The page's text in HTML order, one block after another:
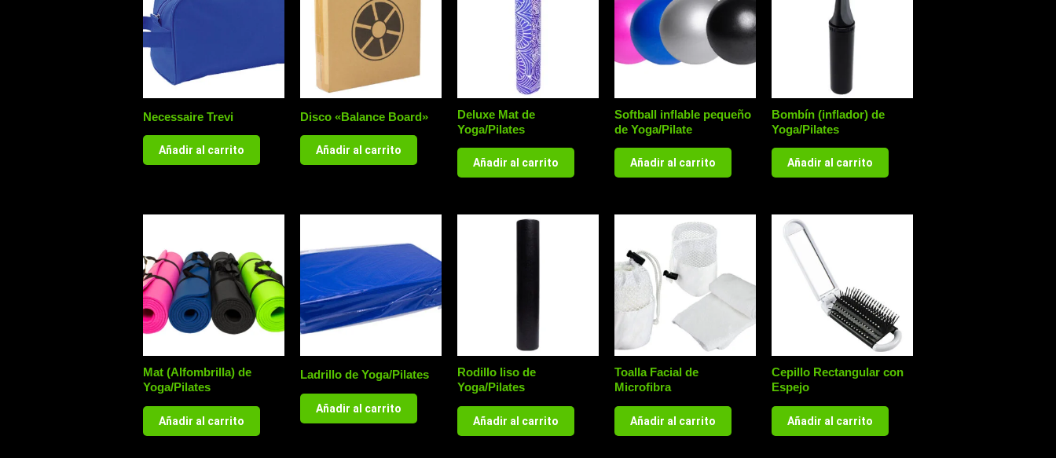
Necessaire Trevi
Añadir al carrito
Disco «Balance Board»
Añadir al carrito
Deluxe Mat de
Yoga/Pilates
Añadir al carrito
Softball inflable pequeño
de Yoga/Pilate
Añadir al carrito
Bombín (inflador) de
Yoga/Pilates
Añadir al carrito
Mat (Alfombrilla) de
Yoga/Pilates
Añadir al carrito
Ladrillo de Yoga/Pilates
Añadir al carrito
Rodillo liso de
Yoga/Pilates
Añadir al carrito
Toalla Facial de
Microfibra
Añadir al carrito
Cepillo Rectangular con
Espejo
Añadir al carrito